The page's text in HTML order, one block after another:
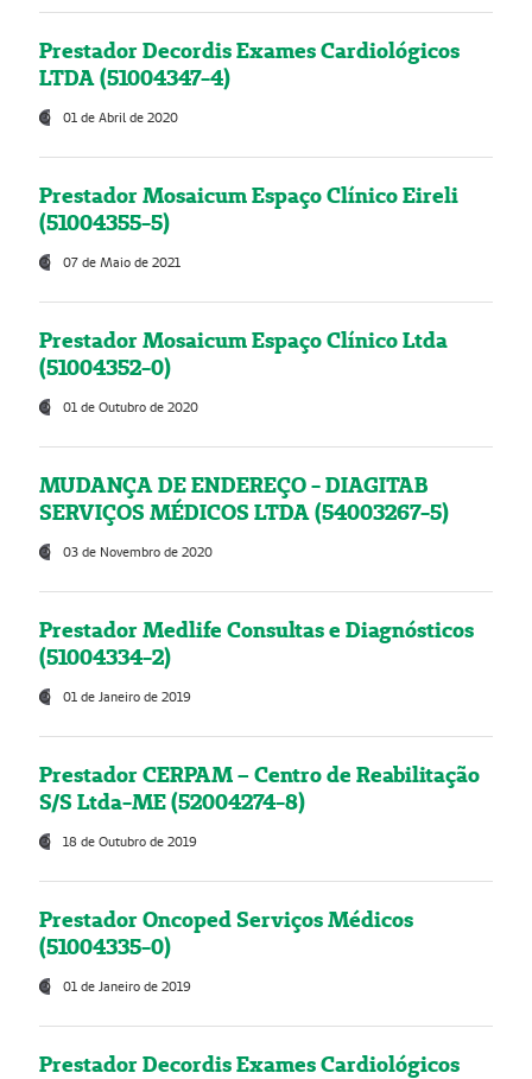
Prestador Decordis Exames Cardiológicos
LTDA (51004347-4)
01 de Abril de 2020
Prestador Mosaicum Espaço Clínico Eireli
(51004355-5)
07 de Maio de 2021
Prestador Mosaicum Espaço Clínico Ltda
(51004352-0)
01 de Outubro de 2020
MUDANÇA DE ENDEREÇO - DIAGITAB
SERVIÇOS MÉDICOS LTDA (54003267-5)
03 de Novembro de 2020
Prestador Medlife Consultas e Diagnósticos
(51004334-2)
01 de Janeiro de 2019
Prestador CERPAM – Centro de Reabilitação
S/S Ltda-ME (52004274-8)
18 de Outubro de 2019
Prestador Oncoped Serviços Médicos
(51004335-0)
01 de Janeiro de 2019
Prestador Decordis Exames Cardiológicos